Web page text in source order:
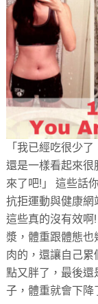
「我已經吃很少
還是一樣看起來
來了吧!」 這些話
抗拒運動與健康網
這些真的沒有效啊
漿，體重跟體態也
肉的，還讓自己
點又胖了，最後還
子，體重就會下降